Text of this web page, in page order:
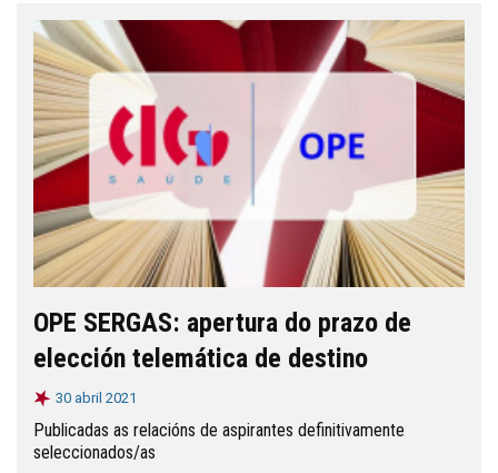
OPE SERGAS: apertura do prazo de
elección telemática de destino
30 abril 2021
Publicadas as relacións de aspirantes definitivamente
seleccionados/as